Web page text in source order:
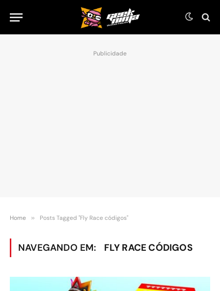
Publicidade
Home » Posts Tagged "Fly Race códigos"
NAVEGANDO EM: FLY RACE CÓDIGOS